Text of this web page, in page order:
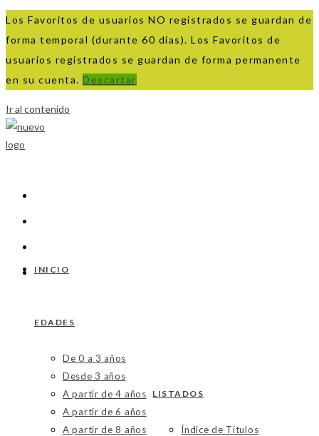
Los Favoritos de usuarios NO registrados se guardan de
forma temporal (durante 60 días). Los Favoritos de
usuarios registrados se guardan de forma permanente
en su cuenta. Descartar
Ir al contenido
INICIO
EDADES
De 0 a 3 años
Desde 3 años
A partir de 4 años
A partir de 6 años
A partir de 8 años
LISTADOS
Índice de Títulos